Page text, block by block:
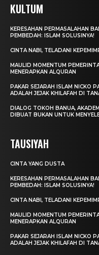
KULTUM
KERESAHAN PERMASALAHAN
PEMBEDAH: ISLAM SOLUSINYA!
CINTA NABI, TELADANI
MAULID MOMENTUM
MENERAPKAN ALQURAN
PAKAR SEJARAH ISLAM NICKO
ADALAH JEJAK KHILAFAH DI
DIALOG TOKOH BANUA,
DIBUAT BUKAN UNTUK
TAUSIYAH
CINTA YANG DUSTA
KERESAHAN PERMASALAHAN
PEMBEDAH: ISLAM SOLUSINYA!
CINTA NABI, TELADANI
MAULID MOMENTUM
MENERAPKAN ALQURAN
PAKAR SEJARAH ISLAM NICKO
ADALAH JEJAK KHILAFAH DI